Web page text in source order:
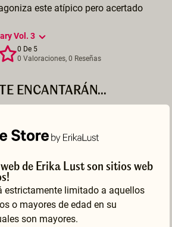
este atípico pero acertado
Primary Vol. 3
0 De 5
0 Valoraciones, 0 Reseñas
ENCANTARÁN...
web de Erika Lust son sitios web
estrictamente limitado a aquellos
o mayores de edad en su
son mayores.